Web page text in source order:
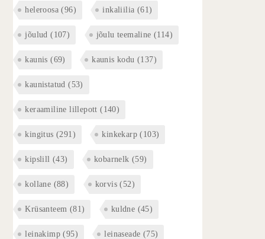
heleroosa (96) inkaliilia (61)
jõulud (107) jõulu teemaline (114)
kaunis (69) kaunis kodu (137)
kaunistatud (53)
keraamiline lillepott (140)
kingitus (291) kinkekarp (103)
kipslill (43) kobarnelk (59)
kollane (88) korvis (52)
Krüsanteem (81) kuldne (45)
leinakimp (95) leinaseade (75)